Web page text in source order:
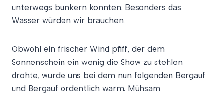
unterwegs bunkern konnten. Besonders das
Wasser würden wir brauchen.
Obwohl ein frischer Wind pfiff, der dem
Sonnenschein ein wenig die Show zu stehlen
drohte, wurde uns bei dem nun folgenden Bergauf
und Bergauf ordentlich warm. Mühsam